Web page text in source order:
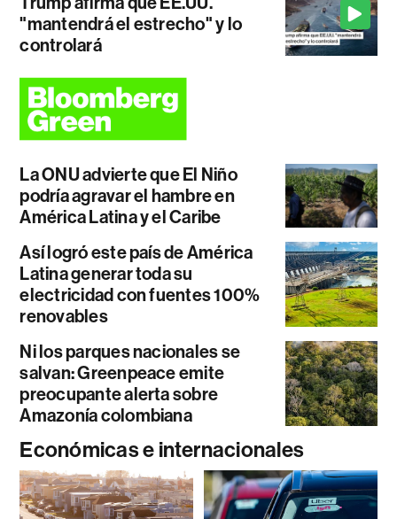
"mantendrá el estrecho" y lo
controlará
La ONU advierte que El Niño
podría agravar el hambre en
América Latina y el Caribe
Así logró este país de América
Latina generar toda su
electricidad con fuentes 100%
renovables
Ni los parques nacionales se
salvan: Greenpeace emite
preocupante alerta sobre
Amazonía colombiana
Económicas e internacionales